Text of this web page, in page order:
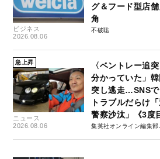
ビジネス
2026.08.06
グ＆フード型店
角
不破聡
急上昇
ニュース
2026.08.06
〈ベントレー追
分かっていた」
突し逃走…SNSで
トラブルだらけ
警察沙汰」《3度
集英社オンライン編集